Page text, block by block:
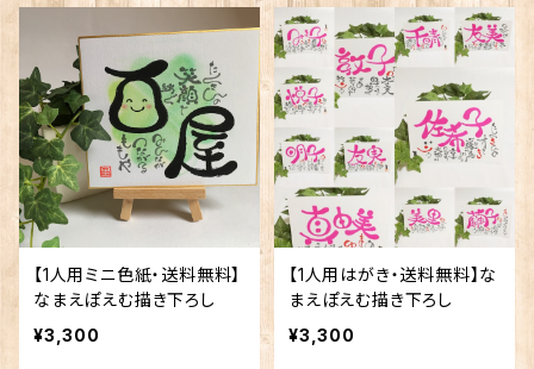
【1人用ミニ色紙・送料無料】
なまえぽえむ描き下ろし
¥3,300
【1人用はがき・送料無料】な
まえぽえむ描き下ろし
¥3,300